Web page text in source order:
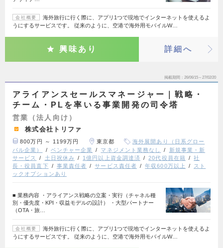
会社概要
海外旅行に行く際に、アプリ1つで現地でインターネットを使えるよ
うにするサービスです。 従来のように、空港で海外用モバイルW…
興味あり 詳細へ
掲載期間 26/06/15～27/02/20
アライアンスセールスマネージャー｜戦略・
チーム・PLを率いる事業開発の司令塔
営業（法人向け）
株式会社トリファ
800万円 ～ 1199万円 東京都
海外展開あり（日系グロー
バル企業）
ベンチャー企業 マネジメント業務なし
新規事業・新
サービス
土日祝休み 1億円以上資金調達済 20代役員在籍
社
長・役員直下
事業責任者 サービス責任者 年収600万以上
スト
ックオプションあり
■ 業務内容 ・アライアンス戦略の立案・実行（チャネル種
別・優先度・KPI・収益モデルの設計） ・大型パートナー
（OTA・旅…
会社概要
海外旅行に行く際に、アプリ1つで現地でインターネットを使えるよ
うにするサービスです。 従来のように、空港で海外用モバイルW…